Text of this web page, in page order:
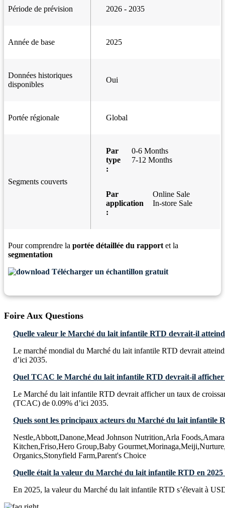
Période de prévision 2026 - 2035
Année de base 2025
Données historiques
disponibles
Oui
Portée régionale Global
Segments couverts
Par
type
:
0-6 Months
7-12 Months
Par
application
:
Online Sale
In-store Sale
Pour comprendre la portée détaillée du rapport et la
segmentation
Télécharger un échantillon gratuit
Foire Aux Questions
Quelle valeur le Marché du lait infantile RTD devrait-il
Le marché mondial du Marché du lait infantile RTD devrait
d’ici 2035.
Quel TCAC le Marché du lait infantile RTD devrait-il afficher
Le Marché du lait infantile RTD devrait afficher un taux de
(TCAC) de 0.09% d’ici 2035.
Quels sont les principaux acteurs du Marché du lait infantile
Nestle,Abbott,Danone,Mead Johnson Nutrition,Arla
Kitchen,Friso,Hero Group,Baby
Organics,Stonyfield Farm,Parent's Choice
Quelle était la valeur du Marché du lait infantile RTD en 2025
En 2025, la valeur du Marché du lait infantile RTD s’élevait à